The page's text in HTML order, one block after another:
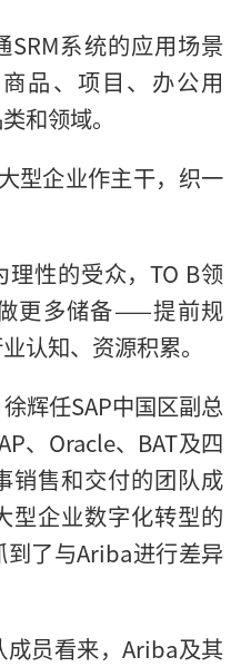
SRM系统的应用场景
品、项目、办公用
和领域。
型企业作主干，织一
理性的受众，TO B领
更多储备——提前规
认知、资源积累。
辉任SAP中国区副总
、Oracle、BAT及四
销售和交付的团队成
型企业数字化转型的
了与Ariba进行差异
成员看来，Ariba及其